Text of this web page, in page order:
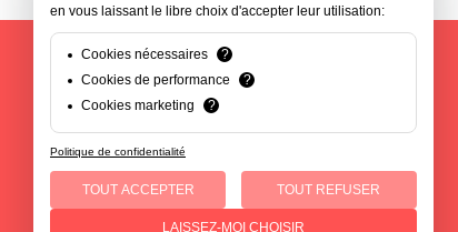
NOS SITES
Rue de la Paix 71
2300 La Chaux-de-Fonds
-
Avenue du Premier-Mars 2a
2000 Neuchâtel
-
Rue du Patinage 1
en vous laissant le libre choix d'accepter leur utilisation:
Cookies nécessaires
?
Cookies de performance
?
Cookies marketing
?
Politique de confidentialité
TOUT ACCEPTER TOUT REFUSER
LAISSEZ-MOI CHOISIR